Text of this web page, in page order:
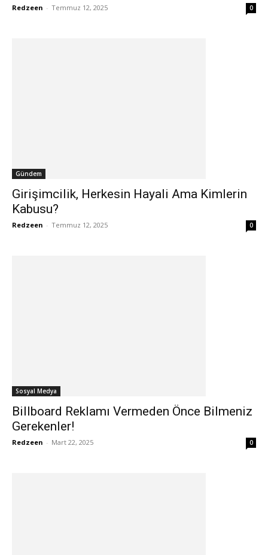
Redzeen - Temmuz 12, 2025 0
Gündem
Girişimcilik, Herkesin Hayali Ama Kimlerin
Kabusu?
Redzeen - Temmuz 12, 2025 0
Sosyal Medya
Billboard Reklamı Vermeden Önce Bilmeniz
Gerekenler!
Redzeen - Mart 22, 2025 0